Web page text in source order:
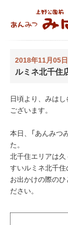
2018年11月05日
ルミネ北千住
日頃より、みは
ございます。
本日、「あんみつ
た。
北千住エリアは
すいルミネ北千住
お出かけの際の
ださい。